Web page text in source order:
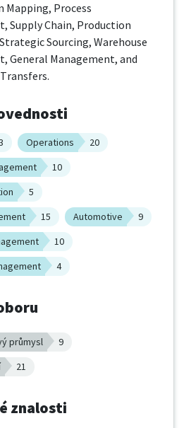
Mapping, Process
Supply Chain, Production
Sourcing, Warehouse
General Management, and
Operations
20
10
5
15 Automotive
9
10
4
průmysl
9
21
znalosti